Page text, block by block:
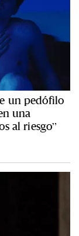
un pedófilo
una
al riesgo”